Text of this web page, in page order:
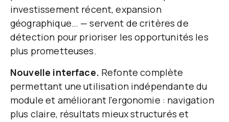
investissement récent, expansion
géographique… — servent de critères de
détection pour prioriser les opportunités les
plus prometteuses.
Nouvelle interface. Refonte complète
permettant une utilisation indépendante du
module et améliorant l'ergonomie : navigation
plus claire, résultats mieux structurés et